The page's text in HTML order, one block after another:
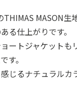
MASON生
る仕上がりです。
ートジャケットも
す。
じるナチュラルカ